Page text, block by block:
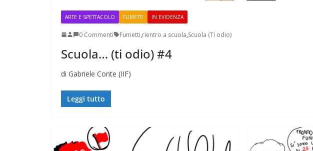
ARTE E SPETTACOLO FUMETTI IN EVIDENZA
0 Commenti Fumetti,rientro a scuola,Scuola (Ti odio)
Scuola… (ti odio) #4
di Gabriele Conte (IIF)
Leggi tutto
Perle dei prof #38